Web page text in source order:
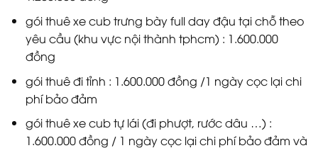
gói thuê xe cub trưng bày full day đậu tại chỗ theo
yêu cầu (khu vực nội thành tphcm) : 1.600.000
đồng
gói thuê đi tỉnh : 1.600.000 đồng /1 ngày cọc lại chi
phí bảo đảm
gói thuê xe cub tự lái (đi phượt, rước dâu …) :
1.600.000 đồng / 1 ngày cọc lại chi phí bảo đảm và